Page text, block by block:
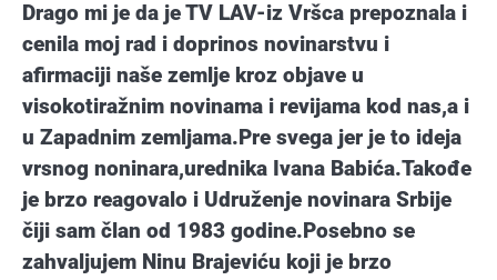
Drago mi je da je TV LAV-iz Vršca prepoznala i
cenila moj rad i doprinos novinarstvu i
afirmaciji naše zemlje kroz objave u
visokotiražnim novinama i revijama kod nas,a i
u Zapadnim zemljama.Pre svega jer je to ideja
vrsnog noninara,urednika Ivana Babića.Takođe
je brzo reagovalo i Udruženje novinara Srbije
čiji sam član od 1983 godine.Posebno se
zahvaljujem Ninu Brajeviću koji je brzo